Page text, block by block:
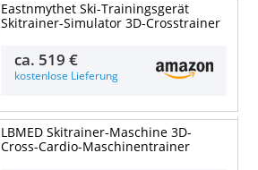
Eastnmythet Ski-Trainingsgerät
Skitrainer-Simulator 3D-Crosstrainer
ca. 519 €
kostenlose Lieferung
LBMED Skitrainer-Maschine 3D-
Cross-Cardio-Maschinentrainer